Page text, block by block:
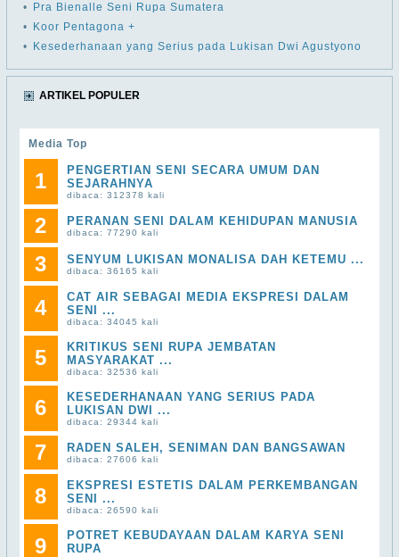
•
Pra Bienalle Seni Rupa Sumatera
•
Koor Pentagona +
•
Kesederhanaan yang Serius pada Lukisan Dwi Agustyono
ARTIKEL POPULER
Media Top
1
PENGERTIAN SENI SECARA UMUM DAN
SEJARAHNYA
dibaca: 312378 kali
2 PERANAN SENI DALAM KEHIDUPAN MANUSIA
dibaca: 77290 kali
3 SENYUM LUKISAN MONALISA DAH KETEMU ...
dibaca: 36165 kali
4
CAT AIR SEBAGAI MEDIA EKSPRESI DALAM
SENI ...
dibaca: 34045 kali
5
KRITIKUS SENI RUPA JEMBATAN
MASYARAKAT ...
dibaca: 32536 kali
6
KESEDERHANAAN YANG SERIUS PADA
LUKISAN DWI ...
dibaca: 29344 kali
7 RADEN SALEH, SENIMAN DAN BANGSAWAN
dibaca: 27606 kali
8
EKSPRESI ESTETIS DALAM PERKEMBANGAN
SENI ...
dibaca: 26590 kali
9
POTRET KEBUDAYAAN DALAM KARYA SENI
RUPA